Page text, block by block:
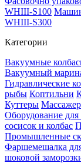
WHIII-S100
WHIII-S300
Категории
Вакуумные
Вакуумный
Гидравлические
рыбы Коптильни
Куттеры
Оборудование для
сосисок и колбас
Промышленные
Фаршемешалка
шоковой